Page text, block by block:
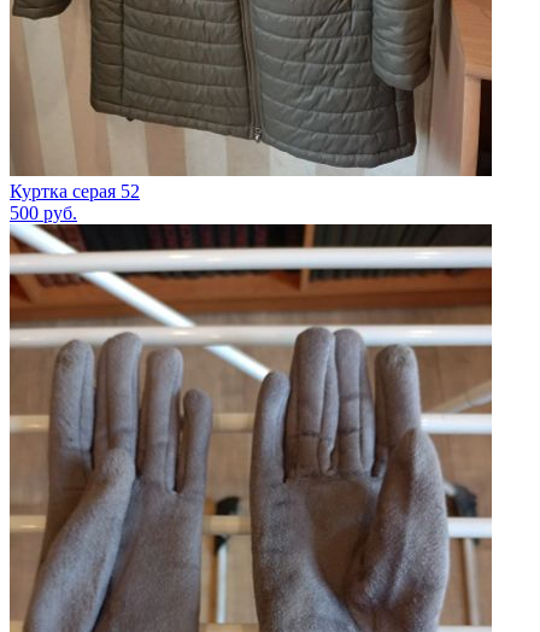
Куртка серая 52
500 руб.